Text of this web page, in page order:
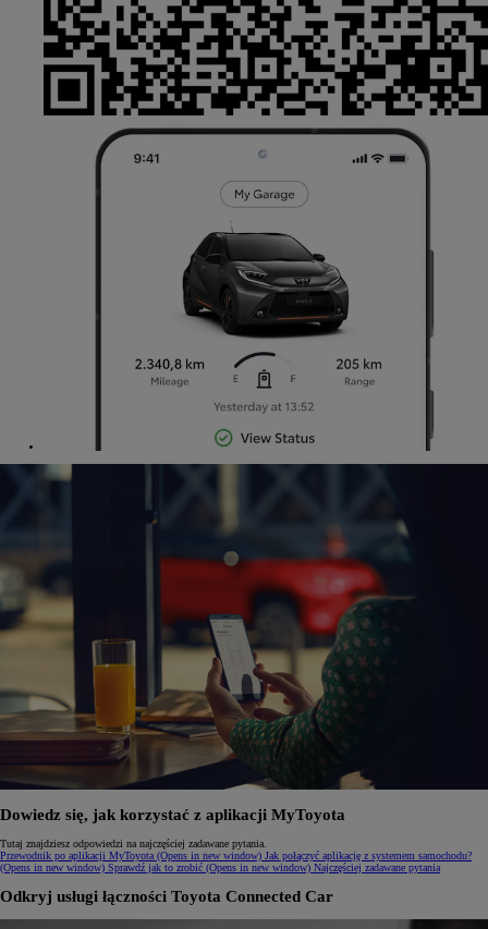
Dowiedz się, jak korzystać z aplikacji MyToyota
Tutaj znajdziesz odpowiedzi na najczęściej zadawane pytania.
Przewodnik po aplikacji MyToyota (Opens in new window) Jak połączyć aplikację z systemem samochodu?
(Opens in new window) Sprawdź jak to zrobić (Opens in new window) Najczęściej zadawane pytania
Odkryj usługi łączności Toyota Connected Car